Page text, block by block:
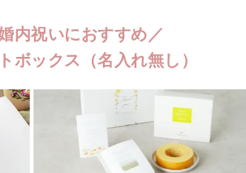
内祝いにおすすめ／
ボックス（名入れ無し）